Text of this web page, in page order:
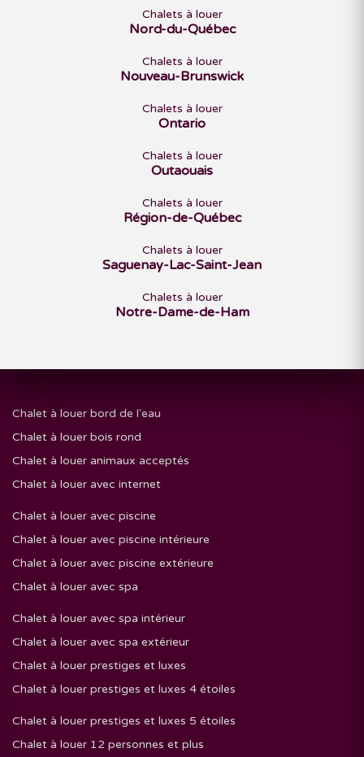
Chalets à louer
Nord-du-Québec
Chalets à louer
Nouveau-Brunswick
Chalets à louer
Ontario
Chalets à louer
Outaouais
Chalets à louer
Région-de-Québec
Chalets à louer
Saguenay-Lac-Saint-Jean
Chalets à louer
Notre-Dame-de-Ham
Chalet à louer bord de l'eau
Chalet à louer bois rond
Chalet à louer animaux acceptés
Chalet à louer avec internet
Chalet à louer avec piscine
Chalet à louer avec piscine intérieure
Chalet à louer avec piscine extérieure
Chalet à louer avec spa
Chalet à louer avec spa intérieur
Chalet à louer avec spa extérieur
Chalet à louer prestiges et luxes
Chalet à louer prestiges et luxes 4 étoiles
Chalet à louer prestiges et luxes 5 étoiles
Chalet à louer 12 personnes et plus